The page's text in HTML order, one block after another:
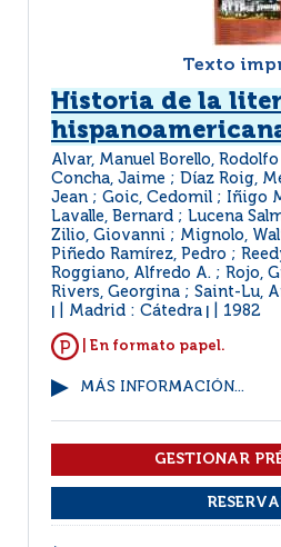
Texto
Historia de la
Alvar, Manuel Borello,
Concha, Jaime ; Díaz Roig,
Jean ; Goic, Cedomil ; Iñigo
Lavalle, Bernard ; Lucena
Zilio, Giovanni ; Mignolo,
Piñedo Ramírez, Pedro ;
Roggiano, Alfredo A. ; Rojo,
Rivers, Georgina ; Saint-Lu,
Madrid : Cátedra 1982
| En formato papel.
MÁS INFORMACIÓN...